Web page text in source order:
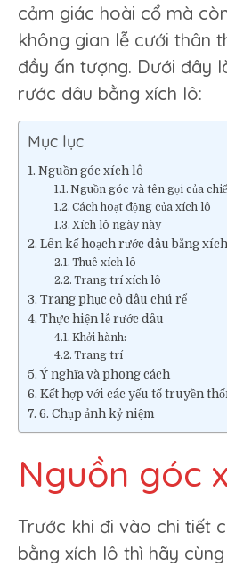
cảm giác hoài cổ mà
không gian lễ cưới thân
đầy ấn tượng. Dưới đây
rước dâu bằng xích lô:
Mục lục
Nguồn góc xích lô
Nguồn góc và tên gọi của
Cách hoạt động của xích lô
Xích lô ngày này
Lên kế hoạch rước dâu bằng
Thuê xích lô
Trang trí xích lô
Trang phục cô dâu chú rể
Thực hiện lễ rước dâu
Khởi hành:
Trang trí
Ý nghĩa và phong cách
Kết hợp với các yếu tố truyền
6. Chụp ảnh kỷ niệm
Nguồn góc
Trước khi đi vào chi tiết
bằng xích lô thì hãy cùng